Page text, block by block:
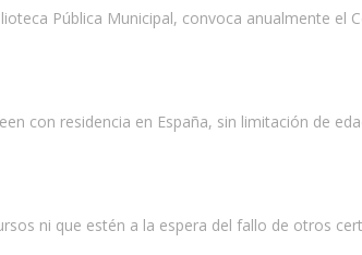
Pública Municipal, convoca anualmente el
con residencia en España, sin limitación de
ni que estén a la espera del fallo de otros